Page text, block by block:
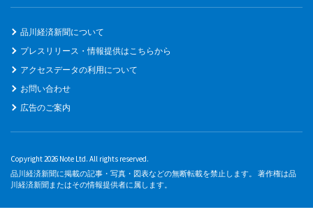
品川経済新聞について
プレスリリース・情報提供はこちらから
アクセスデータの利用について
お問い合わせ
広告のご案内
Copyright 2026 Note Ltd. All rights reserved.
品川経済新聞に掲載の記事・写真・図表などの無断転載を禁止します。 著作権は品
川経済新聞またはその情報提供者に属します。